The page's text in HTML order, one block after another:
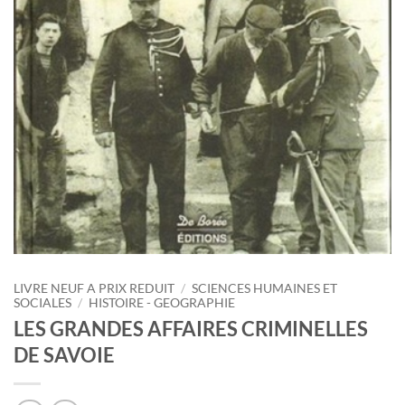
LIVRE NEUF A PRIX REDUIT / SCIENCES HUMAINES ET
SOCIALES / HISTOIRE - GEOGRAPHIE
LES GRANDES AFFAIRES CRIMINELLES
DE SAVOIE